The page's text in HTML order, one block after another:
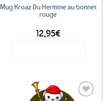
Mug Kroaz Du Hermine au bonnet
rouge
12,95€